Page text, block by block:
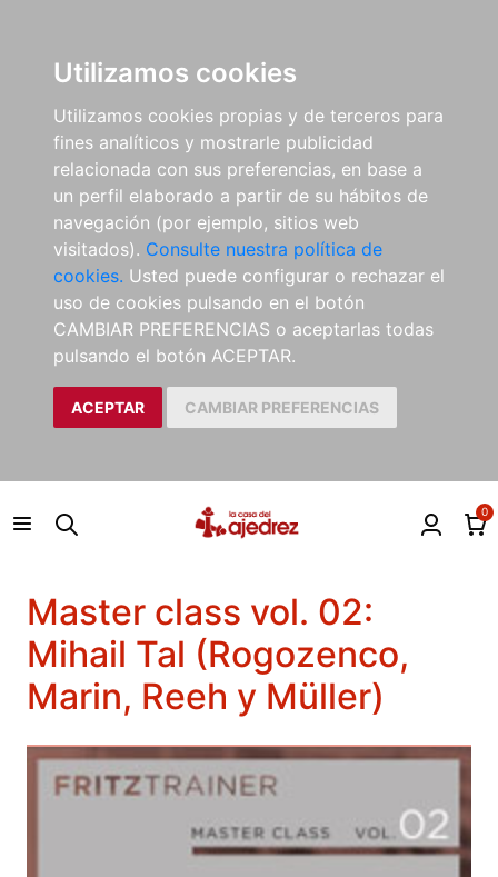
Utilizamos cookies
Utilizamos cookies propias y de terceros para
fines analíticos y mostrarle publicidad
relacionada con sus preferencias, en base a
un perfil elaborado a partir de su hábitos de
navegación (por ejemplo, sitios web
visitados). Consulte nuestra política de
cookies. Usted puede configurar o rechazar el
uso de cookies pulsando en el botón
CAMBIAR PREFERENCIAS o aceptarlas todas
pulsando el botón ACEPTAR.
ACEPTAR CAMBIAR PREFERENCIAS
0
Master class vol. 02:
Mihail Tal (Rogozenco,
Marin, Reeh y Müller)